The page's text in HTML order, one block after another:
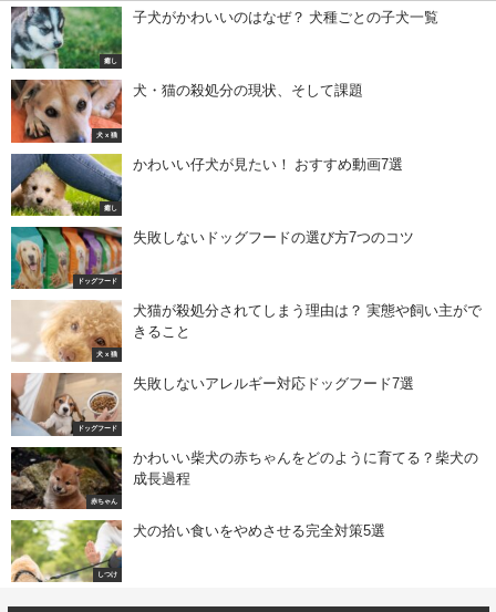
癒し
子犬がかわいいのはなぜ？ 犬種ごとの子犬一覧
犬 x 猫
犬・猫の殺処分の現状、そして課題
癒し
かわいい仔犬が見たい！ おすすめ動画7選
ドッグフード
失敗しないドッグフードの選び方7つのコツ
犬 x 猫
犬猫が殺処分されてしまう理由は？ 実態や飼い主がで
きること
ドッグフード
失敗しないアレルギー対応ドッグフード7選
赤ちゃん
かわいい柴犬の赤ちゃんをどのように育てる？柴犬の
成長過程
しつけ
犬の拾い食いをやめさせる完全対策5選